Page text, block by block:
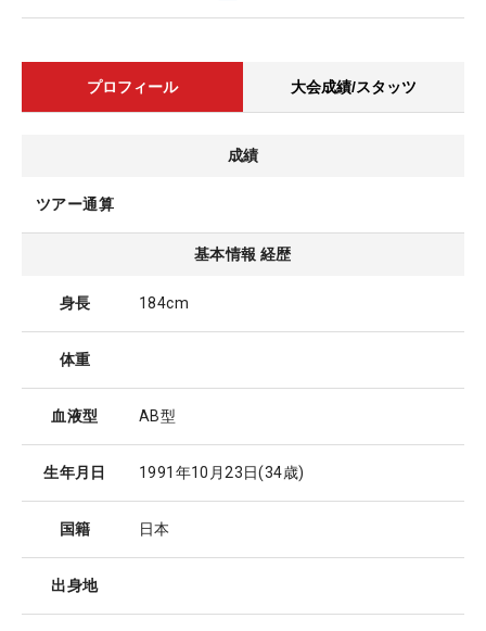
プロフィール 大会成績/スタッツ
成績
ツアー通算
基本情報 経歴
身長 184cm
体重
血液型 AB型
生年月日 1991年10月23日(34歳)
国籍 日本
出身地